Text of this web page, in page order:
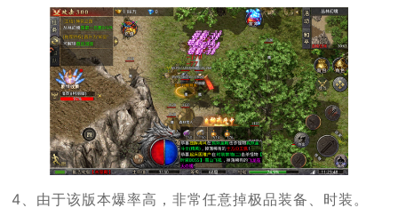
4、由于该版本爆率高，非常任意掉极品装备、时装。